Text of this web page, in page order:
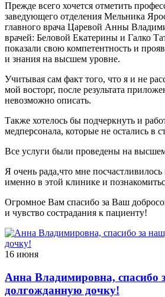
Прежде всего хочется отметить
заведующего отделения Мельника
главного врача Царевой Анны
врачей: Беловой Екатерины и Галко
показали свою компетентность и
и знания на высшем уровне.
Учитывая сам факт того, что я и не
мой восторг, после результата
невозможно описать.
Также хотелось бы подчеркнуть и
медперсонала, которые не остались в
Все услуги были проведены на
Я очень рада,что мне
именно в этой клинике и
Огромное Вам спасибо за Ваш
и чувство сострадания к пациенту!
16 июня
Анна Владимировна, спасибо
долгожданную дочку!